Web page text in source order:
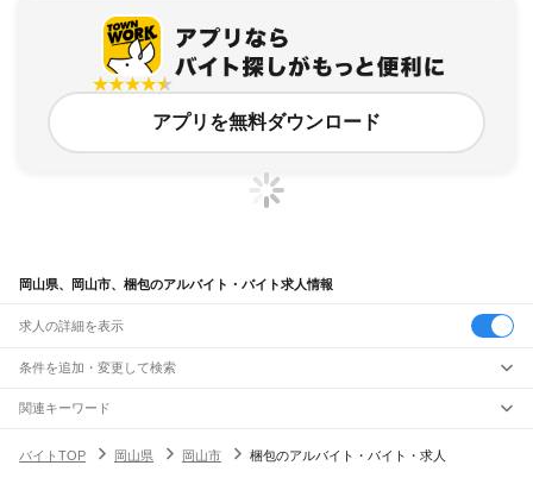
アプリを無料ダウンロード
岡山県、岡山市、梱包のアルバイト・バイト求人情報
求人の詳細を表示
条件を追加・変更して検索
市区町村を追加・変更
岡山県すべて
駅を追加・変更
関連キーワード
岡山県 倉庫・物流管理 トラック
岡山県 倉庫・物流管理 仕分け
バイトTOP 岡山県 岡山市 梱包のアルバイト・バイト・求人